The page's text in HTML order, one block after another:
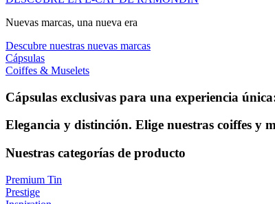
Nuevas marcas, una nueva era
Descubre nuestras nuevas marcas
Cápsulas
Coiffes & Muselets
Cápsulas exclusivas para una experiencia
Elegancia y distinción. Elige nuestras coiffes y
Nuestras categorías de producto
Premium Tin
Prestige